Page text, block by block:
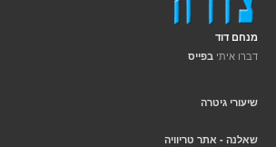
מנחם דוד
דברו איתי בפייס
שיעורי גיטרה
שאלנה - אתר טריוויה